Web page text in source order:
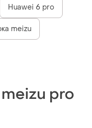
Huawei 6 pro
meizu
pro